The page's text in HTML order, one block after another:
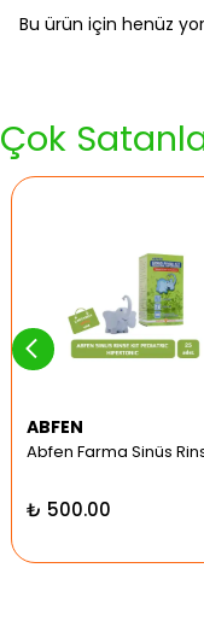
Bu ürün için henüz
Çok
ABFEN
₺ 500.00